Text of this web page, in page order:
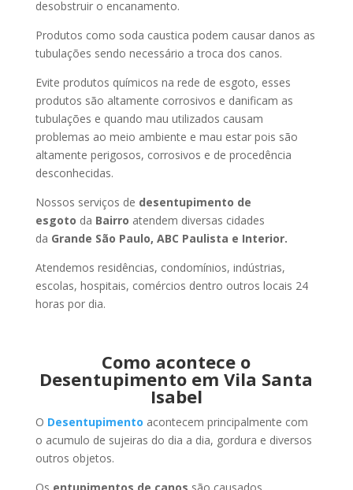
desobstruir o encanamento.
Produtos como soda caustica podem causar danos as
tubulações sendo necessário a troca dos canos.
Evite produtos químicos na rede de esgoto, esses
produtos são altamente corrosivos e danificam as
tubulações e quando mau utilizados causam
problemas ao meio ambiente e mau estar pois são
altamente perigosos, corrosivos e de procedência
desconhecidas.
Nossos serviços de desentupimento de
esgoto da Bairro atendem diversas cidades
da Grande São Paulo, ABC Paulista e Interior.
Atendemos residências, condomínios, indústrias,
escolas, hospitais, comércios dentro outros locais 24
horas por dia.
Como acontece o
Desentupimento em Vila Santa
Isabel
O Desentupimento acontecem principalmente com
o acumulo de sujeiras do dia a dia, gordura e diversos
outros objetos.